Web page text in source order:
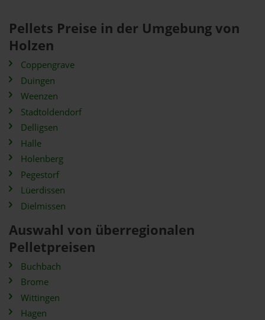
Pellets Preise in der Umgebung von
Holzen
Coppengrave
Duingen
Weenzen
Stadtoldendorf
Delligsen
Halle
Holenberg
Pegestorf
Lüerdissen
Dielmissen
Auswahl von überregionalen
Pelletpreisen
Buchbach
Brome
Wittingen
Hagen